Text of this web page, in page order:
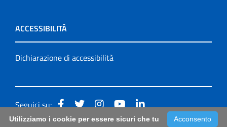
ACCESSIBILITÀ
Dichiarazione di accessibilità
Seguici su:
Acconsento
Utilizziamo i cookie per essere sicuri che tu